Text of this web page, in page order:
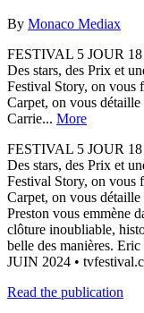
By Monaco Mediax
FESTIVAL 5 JOUR 18
Des stars, des Prix et
Festival Story, on vous
Carpet, on vous détaille
Carrie... More
FESTIVAL 5 JOUR 18
Des stars, des Prix et
Festival Story, on vous
Carpet, on vous
Preston vous emmène
clôture inoubliable,
belle des manières.
JUIN 2024 •
Read the publication